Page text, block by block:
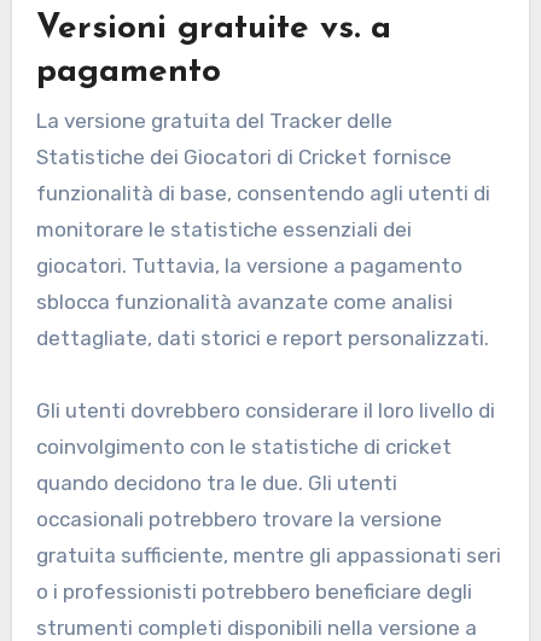
Versioni gratuite vs. a
pagamento
La versione gratuita del Tracker delle
Statistiche dei Giocatori di Cricket fornisce
funzionalità di base, consentendo agli utenti di
monitorare le statistiche essenziali dei
giocatori. Tuttavia, la versione a pagamento
sblocca funzionalità avanzate come analisi
dettagliate, dati storici e report personalizzati.
Gli utenti dovrebbero considerare il loro livello di
coinvolgimento con le statistiche di cricket
quando decidono tra le due. Gli utenti
occasionali potrebbero trovare la versione
gratuita sufficiente, mentre gli appassionati seri
o i professionisti potrebbero beneficiare degli
strumenti completi disponibili nella versione a